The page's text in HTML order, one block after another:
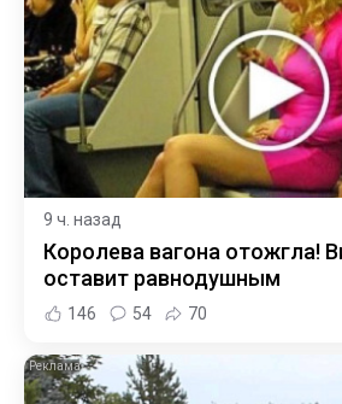
9 ч. назад
Королева вагона отожгла!
оставит равнодушным
146 54 70